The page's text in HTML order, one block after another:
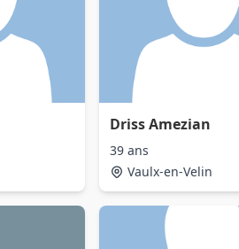
Driss Amezian
39 ans
Vaulx-en-Velin